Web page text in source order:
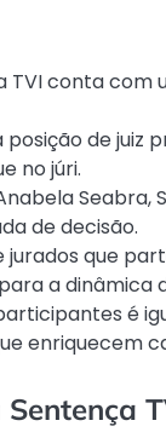
conta com
posição de juiz
no júri.
Seabra,
de decisão.
que
a dinâmica
é
enriquecem